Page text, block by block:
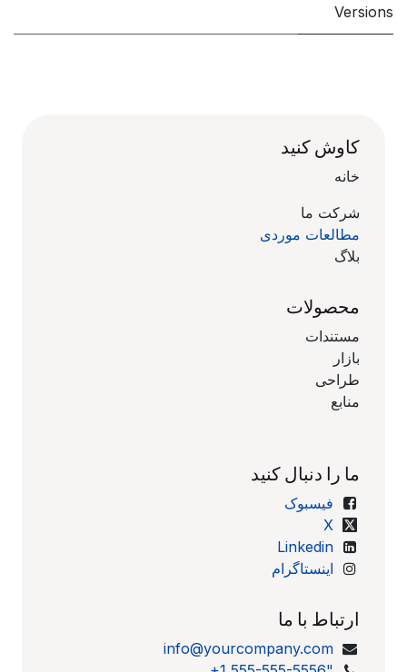
Versions
کاوش کنید
خانه
شرکت ما
مطالعات موردی
بلاگ
محصولات
مستندات
بازار
طراحی
منابع
ما را دنبال کنید
فیسبوک
X
Linkedin
اینستاگرام
ارتباط با ما
info@yourcompany.com